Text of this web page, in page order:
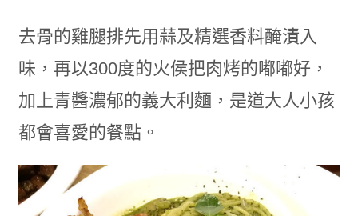
去骨的雞腿排先用蒜及精選香料醃漬入
味，再以300度的火侯把肉烤的嘟嘟好，
加上青醬濃郁的義大利麵，是道大人小孩
都會喜愛的餐點。